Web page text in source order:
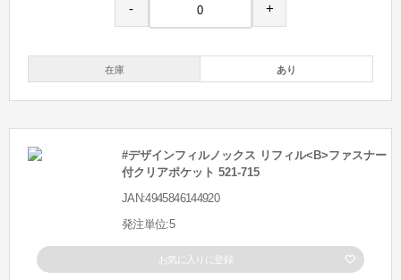
- +
在庫 あり
#デザインフィルノックス リフィル<B>ファスナー
付クリアポケット 521-715
JAN:4945846144920
発注単位:5
お気に入りに登録